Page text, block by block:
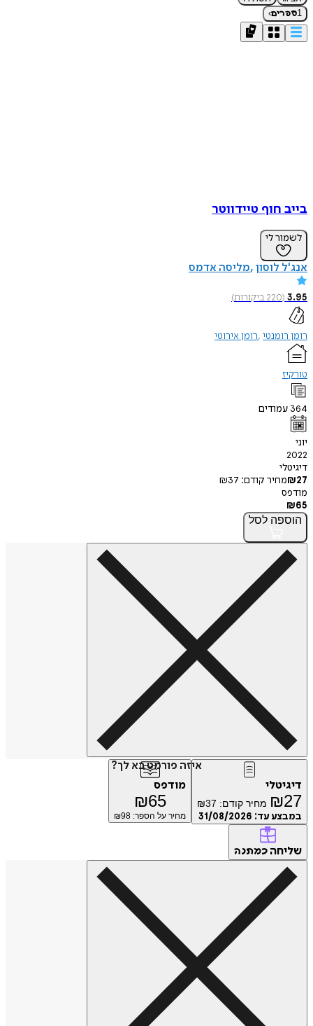
1ספרים›
בייב חוף טיידווטר
לשמור לי
אנג'ל לוסון מליסה אדמס
3.95
(
220ביקורות)
רומן רומנטי רומן אירוטי
טורקיז
364 עמודים
יוני
2022
דיגיטלי
₪27 מחיר קודם: ₪37
מודפס
₪65
הוספה לסל
איזה פורמט בא לך?
דיגיטלי
₪27 מחיר קודם: ₪37
במבצע עד: 31/08/2026
מודפס
₪65
מחיר על הספר: ₪ 98
שליחה כמתנה